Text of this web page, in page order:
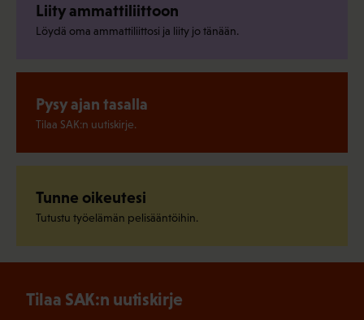
Liity ammattiliittoon
Löydä oma ammattiliittosi ja liity jo tänään.
Pysy ajan tasalla
Tilaa SAK:n uutiskirje.
Tunne oikeutesi
Tutustu työelämän pelisääntöihin.
Tilaa SAK:n uutiskirje